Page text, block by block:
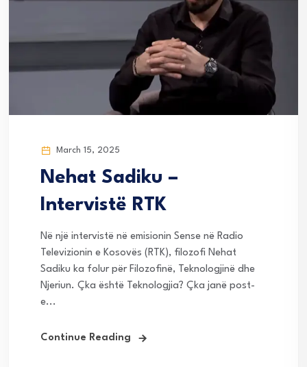
March 15, 2025
Nehat Sadiku –
Intervistë RTK
Në një intervistë në emisionin Sense në Radio
Televizionin e Kosovës (RTK), filozofi Nehat
Sadiku ka folur për Filozofinë, Teknologjinë dhe
Njeriun. Çka është Teknologjia? Çka janë post-
e...
Continue Reading